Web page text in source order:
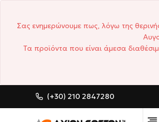
Σας ενημερώνουμε πως, λόγω της
Τα προϊόντα που είναι άμεσα
(+30) 210 2847280